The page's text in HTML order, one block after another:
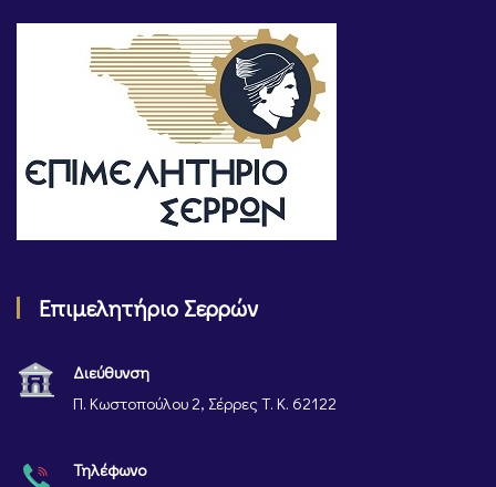
Επιμελητήριο Σερρών
Διεύθυνση
Π. Κωστοπούλου 2, Σέρρες Τ. Κ. 62122
Τηλέφωνο